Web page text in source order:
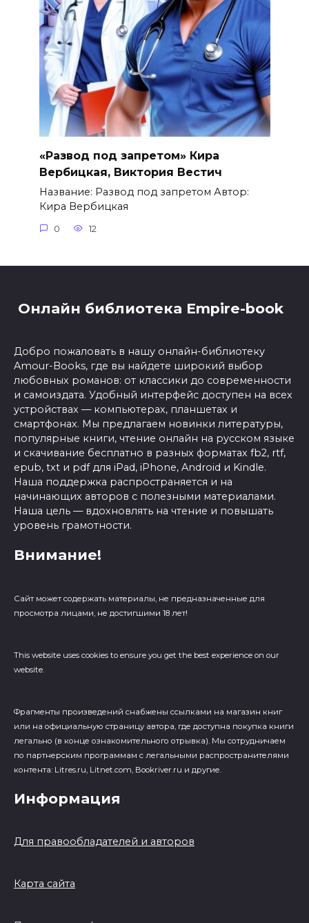
«Развод под запретом» Кира
Вербицкая, Виктория Вестич
Название: Развод под запретом Автор:
Кира Вербицкая
0 12
Онлайн библиотека Empire-book
Добро пожаловать в нашу онлайн-библиотеку
Amour-Books, где вы найдете широкий выбор
любовных романов: от классики до современности
и самоиздата. Удобный интерфейс доступен на всех
устройствах — компьютерах, планшетах и
смартфонах. Мы предлагаем новинки литературы,
популярные книги, чтение онлайн на русском языке
и скачивание бесплатно в разных форматах fb2, rtf,
epub, txt и pdf для iPad, iPhone, Android и Kindle.
Наша поддержка распространяется и на
начинающих авторов с полезными материалами.
Наша цель — вдохновлять на чтение и повышать
уровень грамотности.
Внимание!
Сайт может содержать материалы, не предназначенные для
просмотра лицами, не достигшими 18 лет!
This website uses cookies to ensure you get the best experience on our
website.
Фрагменты произведений cнабжены ссылками на магазин книг
или на официальную страницу автора, где доступна покупка книги
легально (в конце ознакомительного отрывка). Мы сотрудничаем
по партнерским программам с легальными распространителями
контента: Litres.ru, Litnet.com, Bookriver.ru и другие.
Информация
Для правообладателей и авторов
Карта сайта